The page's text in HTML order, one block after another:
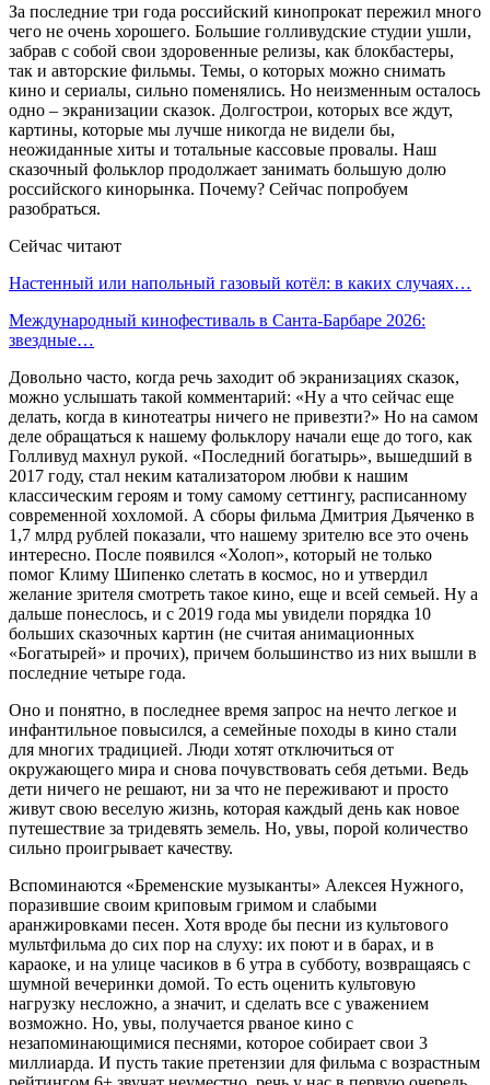
За последние три года российский кинопрокат пережил много
чего не очень хорошего. Большие голливудские студии ушли,
забрав с собой свои здоровенные релизы, как блокбастеры,
так и авторские фильмы. Темы, о которых можно снимать
кино и сериалы, сильно поменялись. Но неизменным осталось
одно – экранизации сказок. Долгострои, которых все ждут,
картины, которые мы лучше никогда не видели бы,
неожиданные хиты и тотальные кассовые провалы. Наш
сказочный фольклор продолжает занимать большую долю
российского кинорынка. Почему? Сейчас попробуем
разобраться.
Сейчас читают
Настенный или напольный газовый котёл: в каких случаях…
Международный кинофестиваль в Санта-Барбаре 2026:
звездные…
Довольно часто, когда речь заходит об экранизациях сказок,
можно услышать такой комментарий: «Ну а что сейчас еще
делать, когда в кинотеатры ничего не привезти?» Но на самом
деле обращаться к нашему фольклору начали еще до того, как
Голливуд махнул рукой. «Последний богатырь», вышедший в
2017 году, стал неким катализатором любви к нашим
классическим героям и тому самому сеттингу, расписанному
современной хохломой. А сборы фильма Дмитрия Дьяченко в
1,7 млрд рублей показали, что нашему зрителю все это очень
интересно. После появился «Холоп», который не только
помог Климу Шипенко слетать в космос, но и утвердил
желание зрителя смотреть такое кино, еще и всей семьей. Ну а
дальше понеслось, и с 2019 года мы увидели порядка 10
больших сказочных картин (не считая анимационных
«Богатырей» и прочих), причем большинство из них вышли в
последние четыре года.
Оно и понятно, в последнее время запрос на нечто легкое и
инфантильное повысился, а семейные походы в кино стали
для многих традицией. Люди хотят отключиться от
окружающего мира и снова почувствовать себя детьми. Ведь
дети ничего не решают, ни за что не переживают и просто
живут свою веселую жизнь, которая каждый день как новое
путешествие за тридевять земель. Но, увы, порой количество
сильно проигрывает качеству.
Вспоминаются «Бременские музыканты» Алексея Нужного,
поразившие своим криповым гримом и слабыми
аранжировками песен. Хотя вроде бы песни из культового
мультфильма до сих пор на слуху: их поют и в барах, и в
караоке, и на улице часиков в 6 утра в субботу, возвращаясь с
шумной вечеринки домой. То есть оценить культовую
нагрузку несложно, а значит, и сделать все с уважением
возможно. Но, увы, получается рваное кино с
незапоминающимися песнями, которое собирает свои 3
миллиарда. И пусть такие претензии для фильма с возрастным